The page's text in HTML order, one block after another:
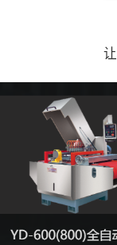
学。2、操作系
易用；采用进
稳、可靠。3、
切割，带去毛刺
能，不伤石材、
面，不崩边。4
平稳输送进出，
工与上下板分开
捷，高效。5、